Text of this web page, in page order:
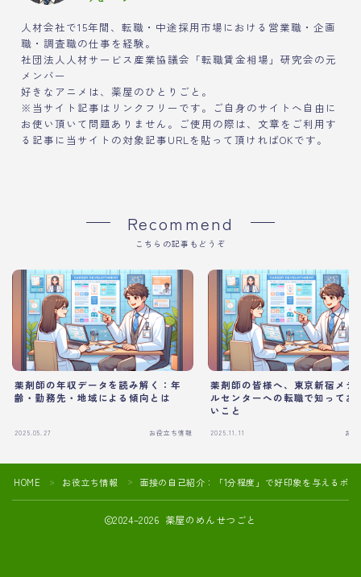
人材会社で15年間、転職・中途採用市場における営業職・企画
職・調査職の仕事を経験。
社団法人人材サービス産業協議会「転職賃金相場」研究会の元
メンバー
好きなアニメは、薬屋のひとりごと。
※当サイト記事はリンクフリーです。ご自身のサイトへ自由に
お使い頂いて問題ありません。ご使用の際は、文章をご利用す
る記事に当サイトの対象記事URLを貼って頂ければOKです。
Recommend
こちらの記事もどうぞ
薬剤師の年収データを読み解く：年
齢・勤務先・地域による傾向とは
2025.05.27 お役立ち情報
薬剤師の皆様へ、東京新宿メデ
ルセンターへの転職で知ってお
いこと
2025.11.11 お
HOME ＞ お役立ち情報 ＞ 面接の自己紹介：「1分程度」で好印象を与えるポイ
2024–2026 薬屋のめんせつごと